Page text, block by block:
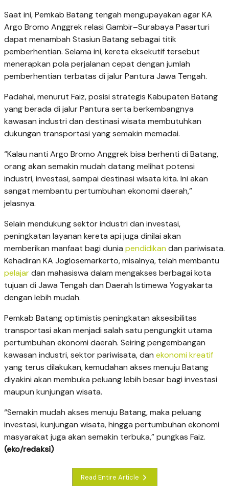
Saat ini, Pemkab Batang tengah mengupayakan agar KA
Argo Bromo Anggrek relasi Gambir–Surabaya Pasarturi
dapat menambah Stasiun Batang sebagai titik
pemberhentian. Selama ini, kereta eksekutif tersebut
menerapkan pola perjalanan cepat dengan jumlah
pemberhentian terbatas di jalur Pantura Jawa Tengah.
Padahal, menurut Faiz, posisi strategis Kabupaten Batang
yang berada di jalur Pantura serta berkembangnya
kawasan industri dan destinasi wisata membutuhkan
dukungan transportasi yang semakin memadai.
“Kalau nanti Argo Bromo Anggrek bisa berhenti di Batang,
orang akan semakin mudah datang melihat potensi
industri, investasi, sampai destinasi wisata kita. Ini akan
sangat membantu pertumbuhan ekonomi daerah,”
jelasnya.
Selain mendukung sektor industri dan investasi,
peningkatan layanan kereta api juga dinilai akan
memberikan manfaat bagi dunia pendidikan dan pariwisata.
Kehadiran KA Joglosemarkerto, misalnya, telah membantu
pelajardan mahasiswa dalam mengakses berbagai kota
tujuan di Jawa Tengah dan Daerah Istimewa Yogyakarta
dengan lebih mudah.
Pemkab Batang optimistis peningkatan aksesibilitas
transportasi akan menjadi salah satu pengungkit utama
pertumbuhan ekonomi daerah. Seiring pengembangan
kawasan industri, sektor pariwisata, dan ekonomi kreatif
yang terus dilakukan, kemudahan akses menuju Batang
diyakini akan membuka peluang lebih besar bagi investasi
maupun kunjungan wisata.
“Semakin mudah akses menuju Batang, maka peluang
investasi, kunjungan wisata, hingga pertumbuhan ekonomi
masyarakat juga akan semakin terbuka,” pungkas Faiz.
(eko/redaksi)
Read Entire Article